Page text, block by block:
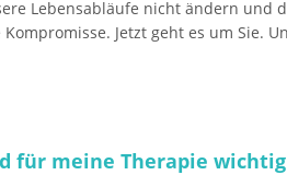
Lebensabläufe nicht ändern und
Jetzt geht es um Sie.
für meine Therapie